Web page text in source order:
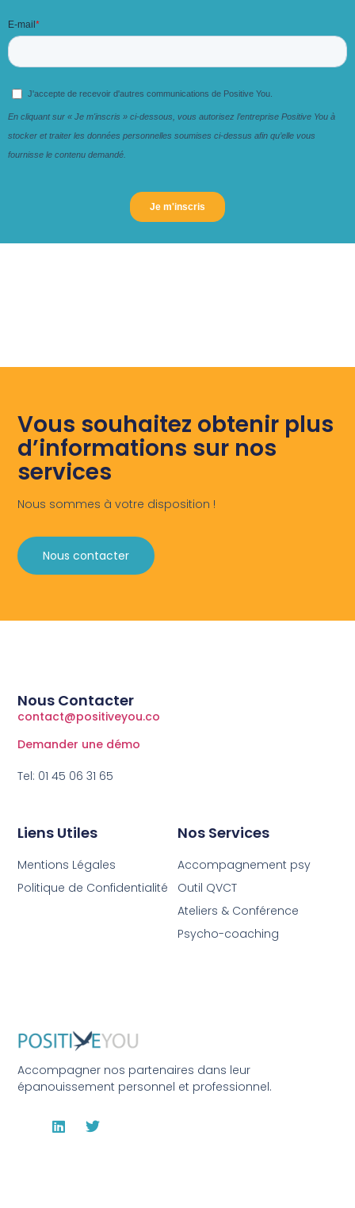
Vous souhaitez obtenir plus
d’informations sur nos
services
Nous sommes à votre disposition !
Nous contacter
Accompagner nos partenaires dans leur
épanouissement personnel et professionnel.
Nos Services
Accompagnement psy
Outil QVCT
Ateliers & Conférence
Psycho-coaching
Liens Utiles
Mentions Légales
Politique de Confidentialité
Nous Contacter
contact@positiveyou.co
Demander une démo
Tel: 01 45 06 31 65